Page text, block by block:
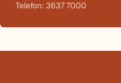
Telefon: 3637 7000